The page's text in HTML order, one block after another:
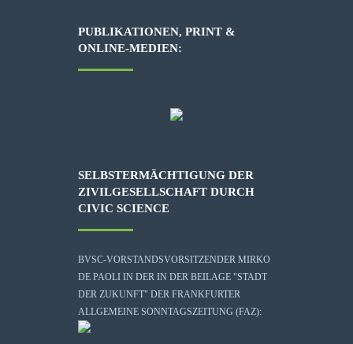
PUBLIKATIONEN, PRINT &
ONLINE-MEDIEN:
SELBSTERMÄCHTIGUNG DER
ZIVILGESELLSCHAFT DURCH
CIVIC SCIENCE
BVSC-VORSTANDSVORSITZENDER MIRKO
DE PAOLI IN DER IN DER BEILAGE "STADT
DER ZUKUNFT" DER FRANKFURTER
ALLGEMEINE SONNTAGSZEITUNG (FAZ):